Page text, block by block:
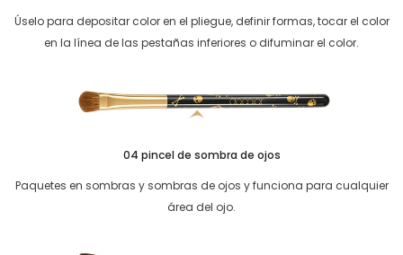
Úselo para depositar color en el pliegue, definir formas, tocar el color
en la línea de las pestañas inferiores o difuminar el color.
04 pincel de sombra de ojos
Paquetes en sombras y sombras de ojos y funciona para cualquier
área del ojo.